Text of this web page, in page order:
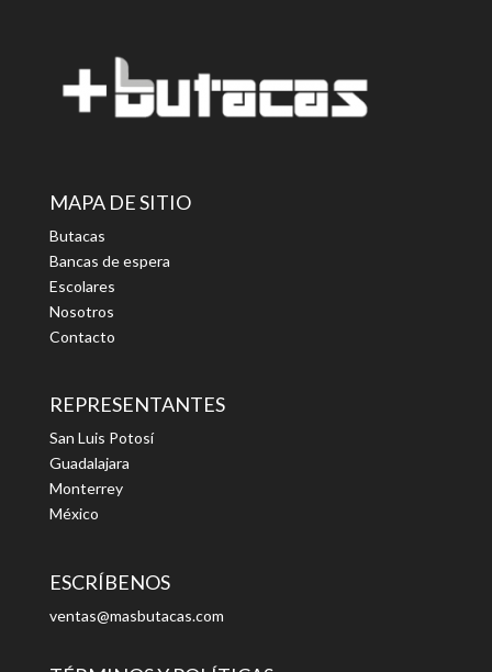
MAPA DE SITIO
Butacas
Bancas de espera
Escolares
Nosotros
Contacto
REPRESENTANTES
San Luis Potosí
Guadalajara
Monterrey
México
ESCRÍBENOS
ventas@masbutacas.com